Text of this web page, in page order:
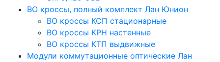
ВО кроссы, полный комплект Лан Юнион
ВО кроссы КСП стационарные
ВО кроссы КРН настенные
ВО кроссы КТП выдвижные
Модули коммутационные оптические Лан